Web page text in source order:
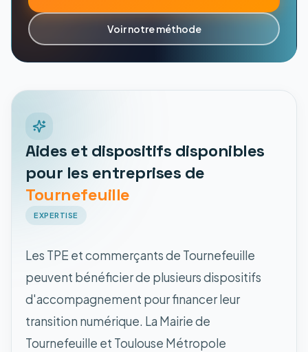
Voir notre méthode
Aides et dispositifs disponibles
pour les entreprises de
Tournefeuille
EXPERTISE
Les TPE et commerçants de Tournefeuille
peuvent bénéficier de plusieurs dispositifs
d'accompagnement pour financer leur
transition numérique. La Mairie de
Tournefeuille et Toulouse Métropole